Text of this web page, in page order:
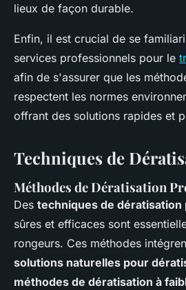
lieux de façon durable.
Enfin, il est crucial de se
services professionnels pour le
afin de s'assurer que les
respectent les normes
offrant des solutions rapides et
Techniques de
Méthodes de Dératisation
Des techniques de
sûres et efficaces sont
rongeurs. Ces méthodes
solutions naturelles pour
méthodes de dératisation à